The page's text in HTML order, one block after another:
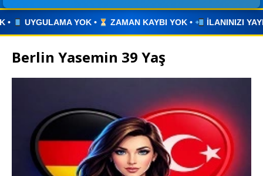
KAYBI YOK • İLANINIZI YAYINLAYIN • WHATSAPP
Berlin Yasemin 39 Yaş